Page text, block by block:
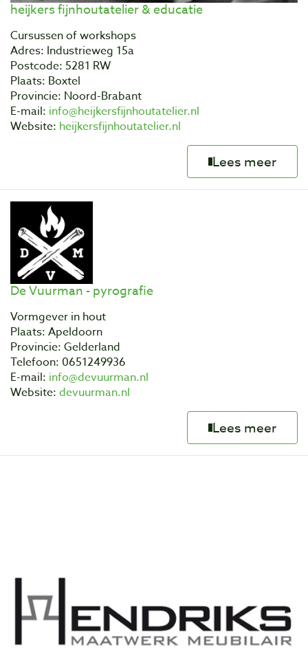
heijkers fijnhoutatelier & educatie
Cursussen of workshops
Adres: Industrieweg 15a
Postcode: 5281 RW
Plaats: Boxtel
Provincie: Noord-Brabant
E-mail: info@heijkersfijnhoutatelier.nl
Website: heijkersfijnhoutatelier.nl
Lees meer
De Vuurman - pyrografie
Vormgever in hout
Plaats: Apeldoorn
Provincie: Gelderland
Telefoon: 0651249936
E-mail: info@devuurman.nl
Website: devuurman.nl
Lees meer